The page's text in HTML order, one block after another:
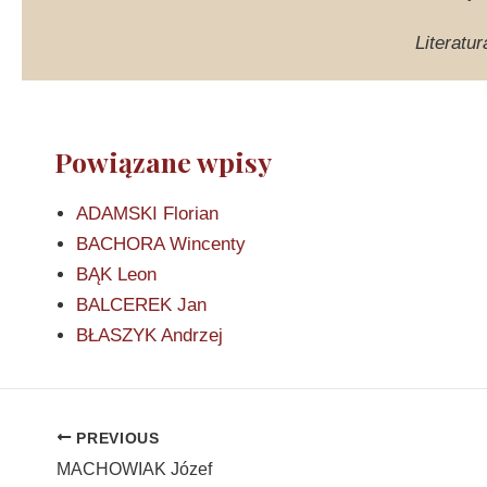
Powiązane wpisy
ADAMSKI Florian
BACHORA Wincenty
BĄK Leon
BALCEREK Jan
BŁASZYK Andrzej
PREVIOUS
MACHOWIAK Józef